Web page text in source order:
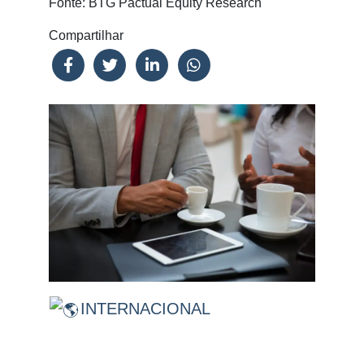
Fonte: BTG Pactual Equity Research
Compartilhar
INTERNACIONAL